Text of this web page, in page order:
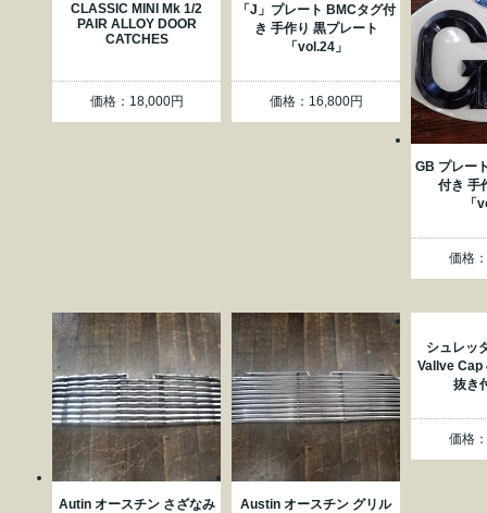
CLASSIC MINI Mk 1/2
PAIR ALLOY DOOR
CATCHES
価格：18,000円
「J」プレート BMCタグ付
き 手作り 黒プレート
「vol.24」
価格：16,800円
GB プレー
付き 手
「
価格
Autin オースチン さざなみ
Austin オースチン グリル
シュレッ
Vallve Cap
抜き
価格